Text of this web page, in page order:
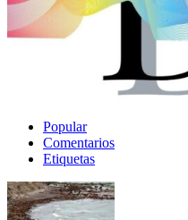
Popular
Comentarios
Etiquetas